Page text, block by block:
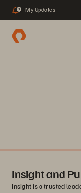
1 My Updates
Insight and
Insight is a trusted